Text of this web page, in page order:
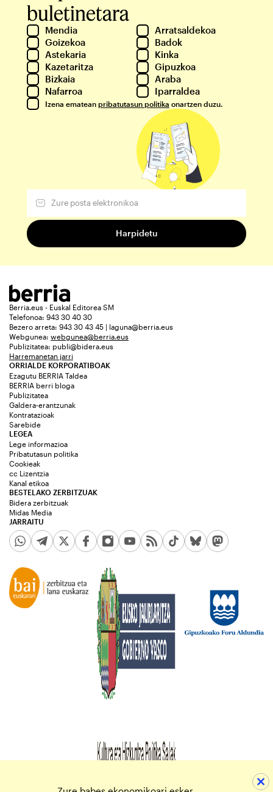
buletinetara
Mendia
Arratsaldekoa
Goizekoa
Badok
Astekaria
Kinka
Kazetaritza
Gipuzkoa
Bizkaia
Araba
Nafarroa
Iparraldea
Izena ematean pribatutasun politika onartzen duzu.
Berria.eus - Euskal Editorea SM
Telefonoa: 943 30 40 30
Bezero arreta: 943 30 43 45 | laguna@berria.eus
Webgunea: webgunea@berria.eus
Publizitatea: publi@bidera.eus
Harremanetan jarri
ORRIALDE KORPORATIBOAK
Ezagutu BERRIA Taldea
BERRIA berri bloga
Publizitatea
Galdera-erantzunak
Kontratazioak
Sarebide
JARRAITU
LEGEA
Lege informazioa
Pribatutasun politika
Cookieak
cc Lizentzia
Kanal etikoa
BESTELAKO ZERBITZUAK
Bidera zerbitzuak
Midas Media